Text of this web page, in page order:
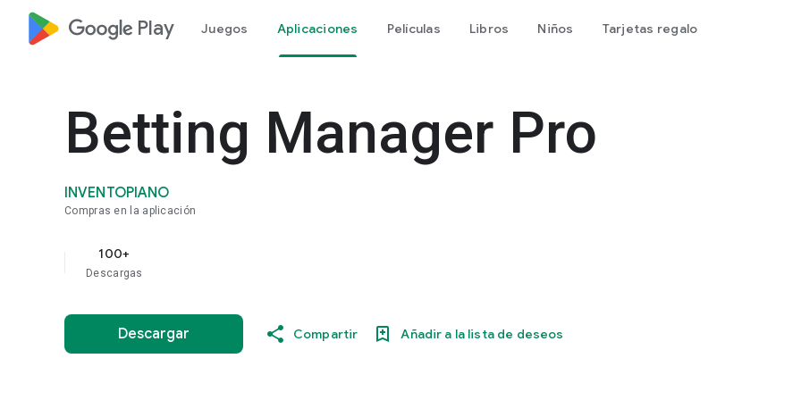
google_logo Play Juegos Aplicaciones Películas Libros Niños Tarjetas regalo
Betting Manager Pro
INVENTOPIANO
Compras en la aplicación
100+
Descargas
Descargar Compartir Añadir a la lista de deseos